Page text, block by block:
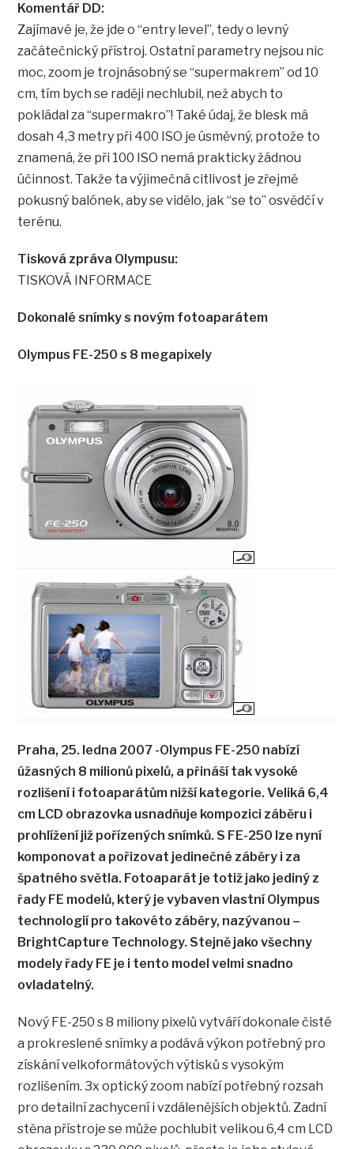
Komentář DD:
Zajímavé je, že jde o “entry level”, tedy o levný
začátečnický přístroj. Ostatní parametry nejsou nic
moc, zoom je trojnásobný se “supermakrem” od 10
cm, tím bych se raději nechlubil, než abych to
pokládal za “supermakro”! Také údaj, že blesk má
dosah 4,3 metry při 400 ISO je úsměvný, protože to
znamená, že při 100 ISO nemá prakticky žádnou
účinnost. Takže ta výjimečná citlivost je zřejmě
pokusný balónek, aby se vidělo, jak “se to” osvědčí v
terénu.
Tisková zpráva Olympusu:
TISKOVÁ INFORMACE
Dokonalé snímky s novým fotoaparátem
Olympus FE-250 s 8 megapixely
Praha, 25. ledna 2007 -Olympus FE-250 nabízí
úžasných 8 milionů pixelů, a přináší tak vysoké
rozlišení i fotoaparátům nižší kategorie. Veliká 6,4
cm LCD obrazovka usnadňuje kompozici záběru i
prohlížení již pořízených snímků. S FE-250 lze nyní
komponovat a pořizovat jedinečné záběry i za
špatného světla. Fotoaparát je totiž jako jediný z
řady FE modelů, který je vybaven vlastní Olympus
technologií pro takovéto záběry, nazývanou –
BrightCapture Technology. Stejně jako všechny
modely řady FE je i tento model velmi snadno
ovladatelný.
Nový FE-250 s 8 miliony pixelů vytváří dokonale čisté
a prokreslené snímky a podává výkon potřebný pro
získání velkoformátových výtisků s vysokým
rozlišením. 3x optický zoom nabízí potřebný rozsah
pro detailní zachycení i vzdálenějších objektů. Zadní
stěna přístroje se může pochlubit velikou 6,4 cm LCD